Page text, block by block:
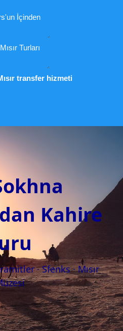
İçinden
Mısır Turları
transfer hizmeti
Kahire
· Sfenks · Mısır